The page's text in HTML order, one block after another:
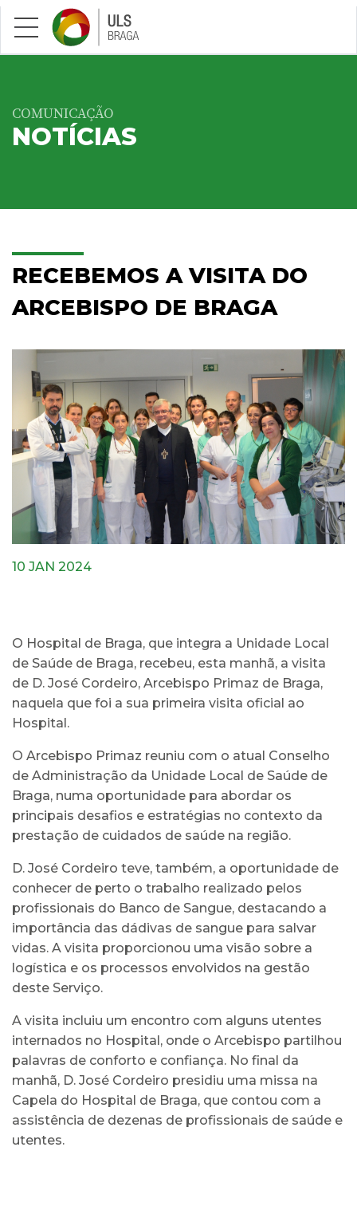
Saltar para conteúdo principal
COMUNICAÇÃO
NOTÍCIAS
RECEBEMOS A VISITA DO
ARCEBISPO DE BRAGA
10 JAN 2024
O Hospital de Braga, que integra a Unidade Local
de Saúde de Braga, recebeu, esta manhã, a visita
de D. José Cordeiro, Arcebispo Primaz de Braga,
naquela que foi a sua primeira visita oficial ao
Hospital.
O Arcebispo Primaz reuniu com o atual Conselho
de Administração da Unidade Local de Saúde de
Braga, numa oportunidade para abordar os
principais desafios e estratégias no contexto da
prestação de cuidados de saúde na região.
D. José Cordeiro teve, também, a oportunidade de
conhecer de perto o trabalho realizado pelos
profissionais do Banco de Sangue, destacando a
importância das dádivas de sangue para salvar
vidas. A visita proporcionou uma visão sobre a
logística e os processos envolvidos na gestão
deste Serviço.
A visita incluiu um encontro com alguns utentes
internados no Hospital, onde o Arcebispo partilhou
palavras de conforto e confiança. No final da
manhã, D. José Cordeiro presidiu uma missa na
Capela do Hospital de Braga, que contou com a
assistência de dezenas de profissionais de saúde e
utentes.